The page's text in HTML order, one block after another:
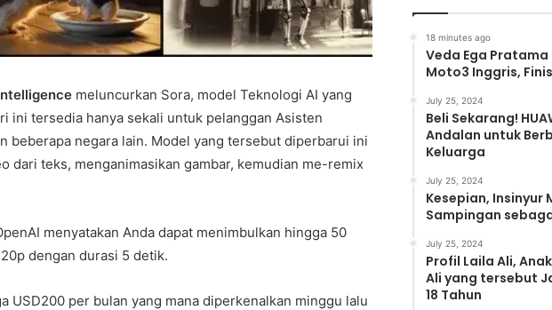
meluncurkan Sora, model Teknologi AI yang
ini tersedia hanya sekali untuk pelanggan Asisten
beberapa negara lain. Model yang tersebut diperbarui ini
teks, menganimasikan gambar, kemudian me-remix
menyatakan Anda dapat menimbulkan hingga 50
dengan durasi 5 detik.
USD200 per bulan yang mana diperkenalkan minggu lalu
18 minutes ago
Veda Ega
Moto3 Inggris,
July 25, 2024
Beli Sekarang!
Andalan untuk
Keluarga
July 25, 2024
Kesepian, Insinyur
Sampingan
July 25, 2024
Profil Laila Ali,
Ali yang tersebut
18 Tahun